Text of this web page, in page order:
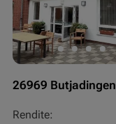
26969 Butjadingen
Rendite: